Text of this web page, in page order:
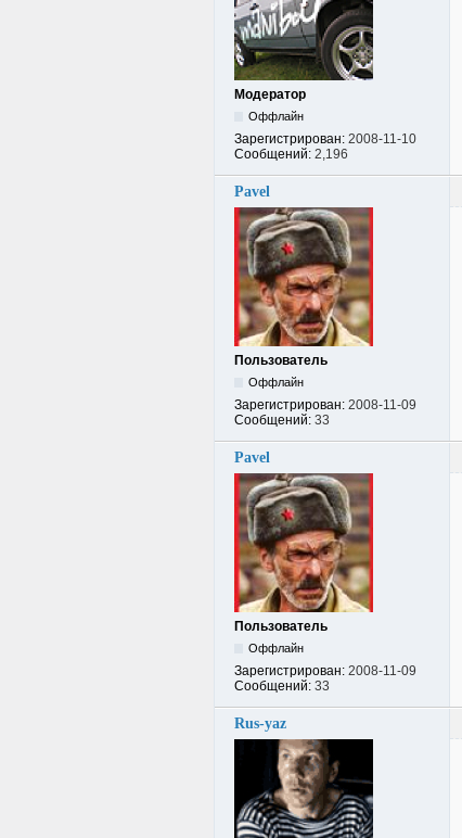
Модератор
Оффлайн
Зарегистрирован: 2008-11-10
Сообщений: 2,196
Pavel
Пользователь
Оффлайн
Зарегистрирован: 2008-11-09
Сообщений: 33
Pavel
Пользователь
Оффлайн
Зарегистрирован: 2008-11-09
Сообщений: 33
Rus-yaz